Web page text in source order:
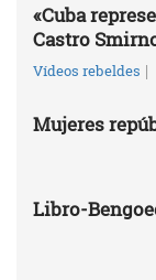
«Cuba
Castro
Vídeos rebeldes |
Mujeres
Libro-